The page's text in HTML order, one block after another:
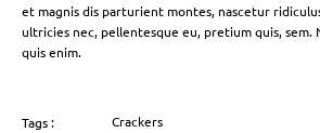
et magnis dis parturient montes, nascetur
ultricies nec, pellentesque eu, pretium quis, sem.
quis enim.
Tags : Crackers